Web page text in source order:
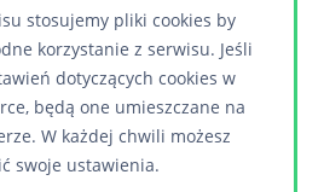
płatności
stosujemy pliki cookies by
korzystanie z serwisu. Jeśli
dotyczących cookies w
będą one umieszczane na
W każdej chwili możesz
swoje ustawienia.